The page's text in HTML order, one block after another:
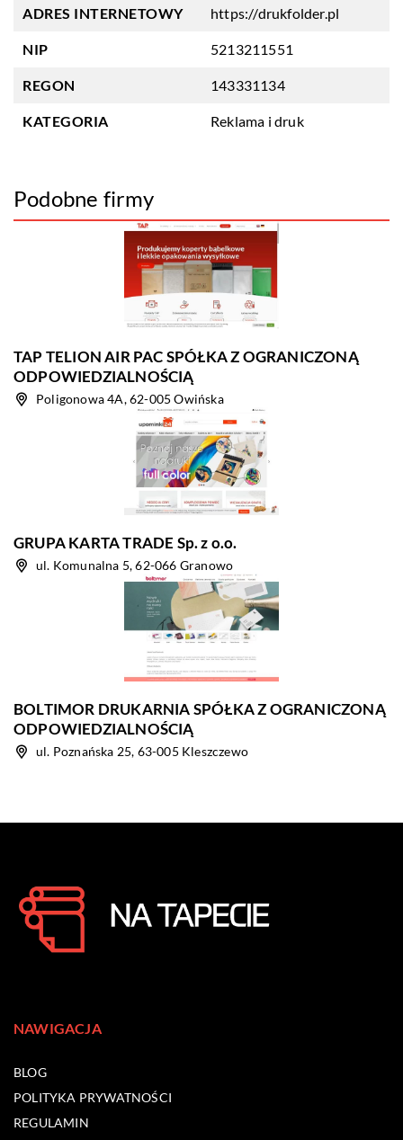
ADRES INTERNETOWY https://drukfolder.pl
NIP 5213211551
REGON 143331134
KATEGORIA Reklama i druk
Podobne firmy
TAP TELION AIR PAC SPÓŁKA Z OGRANICZONĄ
ODPOWIEDZIALNOŚCIĄ
Poligonowa 4A, 62-005 Owińska
GRUPA KARTA TRADE Sp. z o.o.
ul. Komunalna 5, 62-066 Granowo
BOLTIMOR DRUKARNIA SPÓŁKA Z OGRANICZONĄ
ODPOWIEDZIALNOŚCIĄ
ul. Poznańska 25, 63-005 Kleszczewo
NAWIGACJA
BLOG
POLITYKA PRYWATNOŚCI
REGULAMIN